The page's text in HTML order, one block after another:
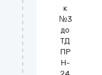
к
№3
до
ТД
ПР
Н-